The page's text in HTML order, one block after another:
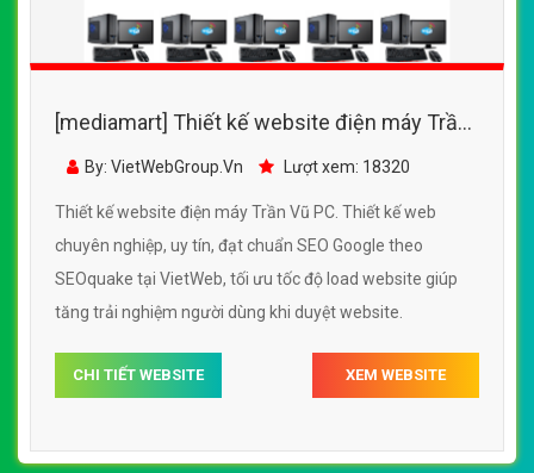
[mediamart] Thiết kế website điện máy Trần
Vũ PC đẹp, chuyên nghiệp chuẩn SEO
By: VietWebGroup.Vn Lượt xem: 18320
Thiết kế website điện máy Trần Vũ PC. Thiết kế web
chuyên nghiệp, uy tín, đạt chuẩn SEO Google theo
SEOquake tại VietWeb, tối ưu tốc độ load website giúp
tăng trải nghiệm người dùng khi duyệt website.
CHI TIẾT WEBSITE XEM WEBSITE